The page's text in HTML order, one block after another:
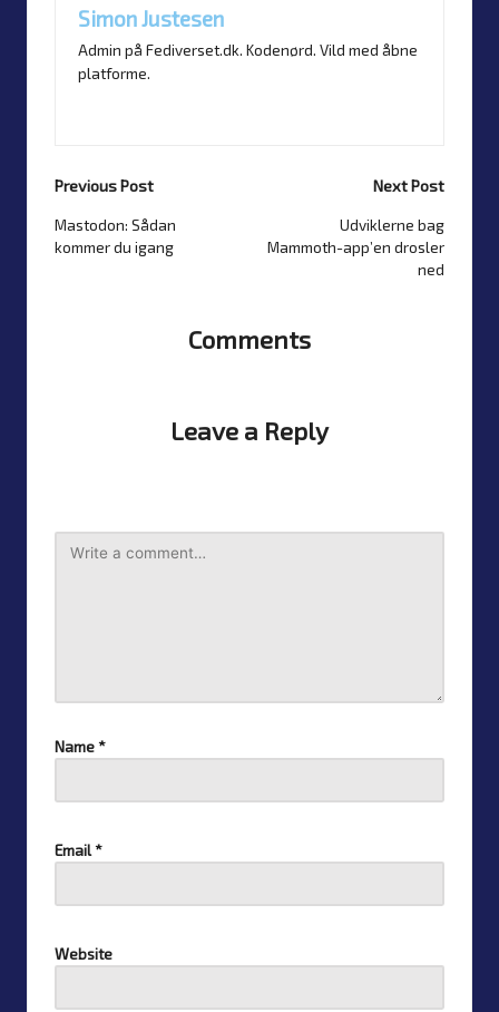
Simon Justesen
Admin på Fediverset.dk. Kodenørd. Vild med åbne
platforme.
Post
Previous Post
Mastodon: Sådan
kommer du igang
Next Post
Udviklerne bag
Mammoth-app’en drosler
ned
Comments
Leave a Reply
Name*
Email*
Website